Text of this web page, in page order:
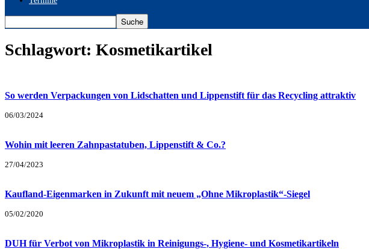
Schlagwort: Kosmetikartikel
So werden Verpackungen von Lidschatten und Lippenstift für das Recycling attraktiv
06/03/2024
Wohin mit leeren Zahnpastatuben, Lippenstift & Co.?
27/04/2023
Kaufland-Eigenmarken in Zukunft mit neuem „Ohne Mikroplastik“-Siegel
05/02/2020
DUH für Verbot von Mikroplastik in Reinigungs-, Hygiene- und Kosmetikartikeln